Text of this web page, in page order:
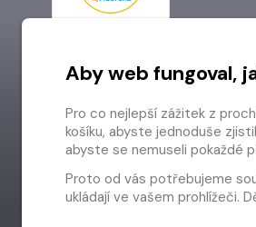
Aby web fungoval,
Pro co nejlepší zážitek z
košíku, abyste jednoduše
abyste se nemuseli pokaždé
Proto od vás potřebujeme
ukládají ve vašem prohlížeči.